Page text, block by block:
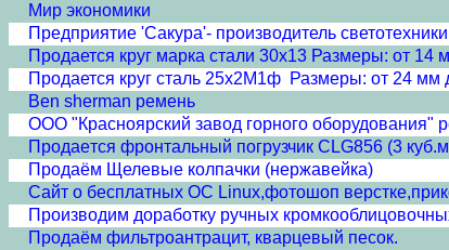
Мир экономики
Предприятие 'Сакура'- производитель
Продается круг марка стали 30х13 Размеры: от 14
Продается круг сталь 25х2М1ф Размеры: от 24 мм
Ben sherman ремень
ООО "Красноярский завод горного оборудования"
Продаeтся фронтальный погрузчик CLG856 (3
Продаём Щелевые колпачки (нержавейка)
Сайт о бесплатных ОС Linux,фотошоп
Производим доработку ручных
Продаём фильтроантрацит, кварцевый песок.